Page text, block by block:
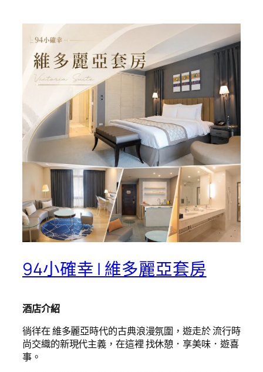
94小確幸 | 維多麗亞套房
酒店介紹
徜徉在 維多麗亞時代的古典浪漫氛圍，遊走於 流行時
尚交織的新現代主義，在這裡 找休憩．享美味．遊喜
事。